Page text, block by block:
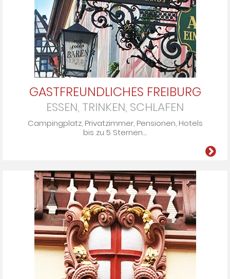
GASTFREUNDLICHES FREIBURG
ESSEN, TRINKEN, SCHLAFEN
Cam­ping­platz, Pri­vat­zim­mer, Pen­si­onen, Ho­tels
bis zu 5 Ster­nen­....